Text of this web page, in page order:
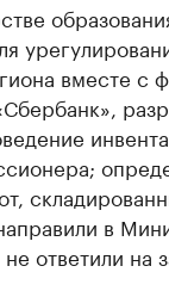
вместе
в
ответили на